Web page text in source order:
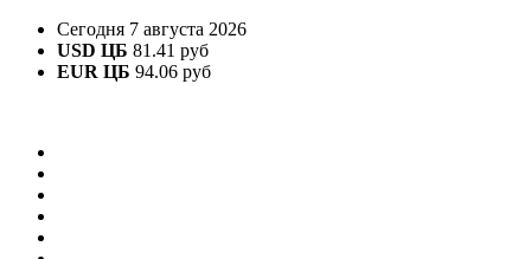
Сегодня 7 августа 2026
USD ЦБ 81.41 руб
EUR ЦБ 94.06 руб